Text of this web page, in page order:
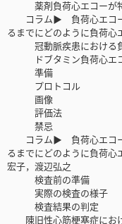
薬剤負荷心エコーが特
コラム▶ 負荷心エコー
るまでにどのように負荷
冠動脈疾患における負
ドブタミン負荷心エコ
準備
プロトコル
画像
評価法
禁忌
コラム▶ 負荷心エコー
るまでにどのように負荷
宏子，渡辺弘之
検査前の準備
実際の検査の様子
検査結果の判定
陳旧性心筋梗塞症にお